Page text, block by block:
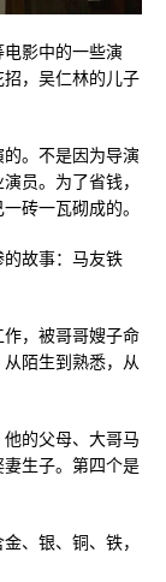
影中的一些演
，吴仁林的儿子
。不是因为导演
员。为了省钱，
砖一瓦砌成的。
故事：马友铁
，被哥哥嫂子命
陌生到熟悉，从
的父母、大哥马
生子。第四个是
、银、铜、铁，